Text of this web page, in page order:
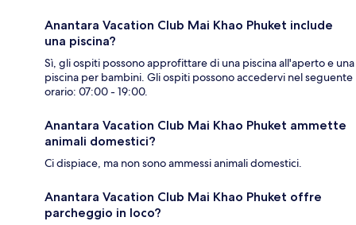
Anantara Vacation Club Mai Khao Phuket include
una piscina?
Sì, gli ospiti possono approfittare di una piscina all'aperto e una
piscina per bambini. Gli ospiti possono accedervi nel seguente
orario: 07:00 - 19:00.
Anantara Vacation Club Mai Khao Phuket ammette
animali domestici?
Ci dispiace, ma non sono ammessi animali domestici.
Anantara Vacation Club Mai Khao Phuket offre
parcheggio in loco?